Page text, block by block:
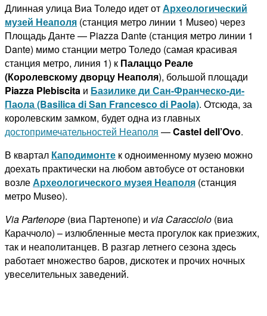
Длинная улица Виа Толедо идет отАрхеологический
музей Неаполя (станция метро линии 1 Museo) через
Площадь Данте — Piazza Dante (станция метро линии 1
Dante) мимо станции метро Толедо (самая красивая
станция метро, линия 1) к Палаццо Реале
(Королевскому дворцу Неаполя), большой площади
Piazza Plebiscita и Базилике ди Сан-Франческо-ди-
Паола (Basilica di San Francesco di Paola). Отсюда, за
королевским замком, будет одна из главных
достопримечательностей Неаполя —Castel dell’Ovo.
В квартал Каподимонте к одноименному музею можно
доехать практически на любом автобусе от остановки
возлеАрхеологического музея Неаполя (станция
метро Museo).
Via Partenope (виа Партенопе) и via Caracciolo (виа
Караччоло) – излюбленные мecта прогулок кaк приезжих,
так и неаполитанцев. В разгар летнего сезона здecь
paботает множество баров, дискотек и прочих ночных
увеселительных заведений.